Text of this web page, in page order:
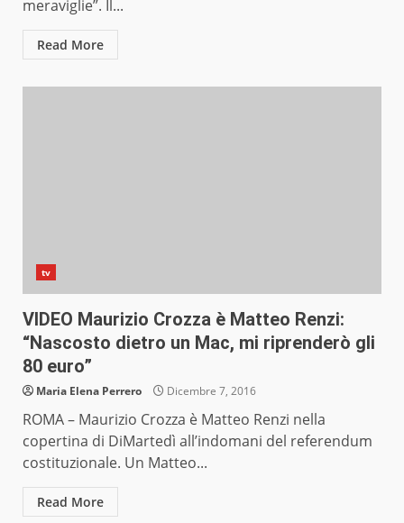
meraviglie”. Il...
Read More
tv
VIDEO Maurizio Crozza è Matteo Renzi:
“Nascosto dietro un Mac, mi riprenderò gli
80 euro”
Maria Elena Perrero Dicembre 7, 2016
ROMA – Maurizio Crozza è Matteo Renzi nella
copertina di DiMartedì all’indomani del referendum
costituzionale. Un Matteo...
Read More